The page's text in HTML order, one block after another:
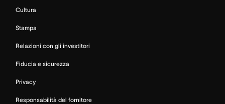
Cultura
Stampa
Relazioni con gli investitori
Fiducia e sicurezza
Privacy
Responsabilità del fornitore